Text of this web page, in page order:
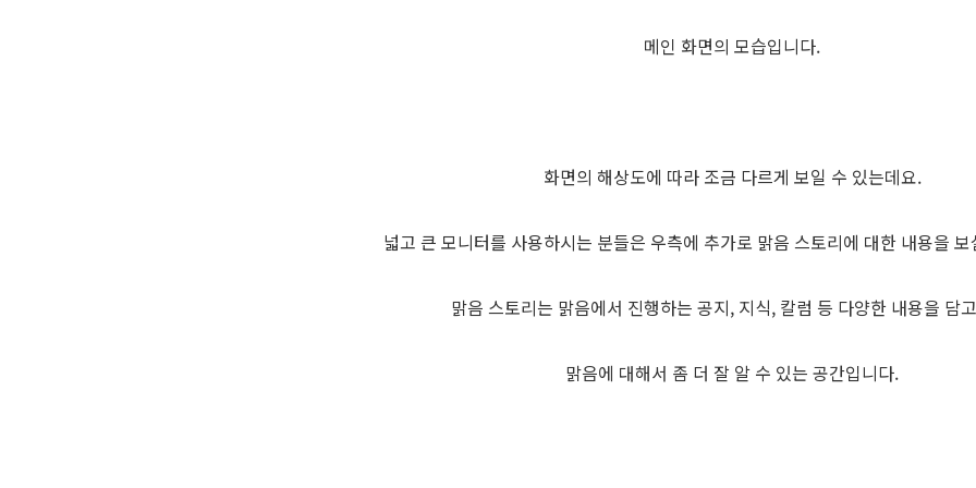
메인 화면의 모습입니다.
화면의 해상도에 따라 조금 다르게 보일 수 있는데요.
넓고 큰 모니터를 사용하시는 분들은 우측에 추가로 맑음 스토리에 대한 내용을
맑음 스토리는 맑음에서 진행하는 공지, 지식, 칼럼 등 다양한 내용을 담
맑음에 대해서 좀 더 잘 알 수 있는 공간입니다.